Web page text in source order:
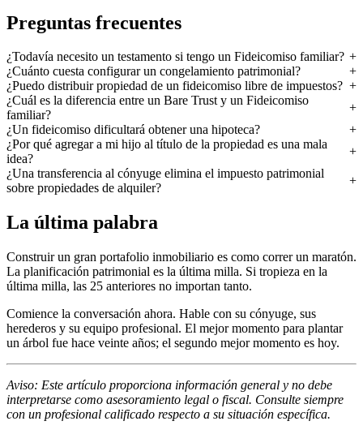
Preguntas frecuentes
¿Todavía necesito un testamento si tengo un Fideicomiso familiar?
¿Cuánto cuesta configurar un congelamiento patrimonial?
¿Puedo distribuir propiedad de un fideicomiso libre de impuestos?
¿Cuál es la diferencia entre un Bare Trust y un Fideicomiso
familiar?
¿Un fideicomiso dificultará obtener una hipoteca?
¿Por qué agregar a mi hijo al título de la propiedad es una mala
idea?
¿Una transferencia al cónyuge elimina el impuesto patrimonial
sobre propiedades de alquiler?
La última palabra
Construir un gran portafolio inmobiliario es como correr un maratón.
La planificación patrimonial es la última milla. Si tropieza en la
última milla, las 25 anteriores no importan tanto.
Comience la conversación ahora. Hable con su cónyuge, sus
herederos y su equipo profesional. El mejor momento para plantar
un árbol fue hace veinte años; el segundo mejor momento es hoy.
Aviso: Este artículo proporciona información general y no debe
interpretarse como asesoramiento legal o fiscal. Consulte siempre
con un profesional calificado respecto a su situación específica.